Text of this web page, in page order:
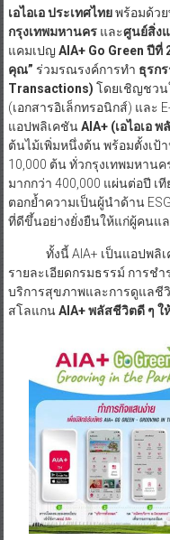
เอไอเอ ประเทศไทยพร้อมด้ว
กรุงเทพมหานครและศูนย์สิ่ง
แคมเปญ AIA+ Go Green ปีที่
คุณ” ร่วมรณรงค์การทำ ธุรก
Transactions) โดยเชิญชวน
(เอกสารอิเล็กทรอนิกส์) และ
แอปพลิเคชันAIA+ (เอไอเอ พ
ต้นไม้เพิ่มหนึ่งต้น พร้อมตั้งเป้
10,000 ต้น ทั่วกรุงเทพมหาน
มากกว่า 400,000 แผ่นต่อปี เ
ตอกย้ำความเป็นผู้นำด้าน
ที่ดีขึ้นอย่างยั่งยืนให้แก่ผู้คนแ
ทั้งนี้ AIA+ เป็นแอปพลิเค
รายละเอียดกรมธรรม์ การชำ
บริการสุขภาพและการดูแลชี
สโลแกนAIA+ พลัสชีวิตดี ๆ